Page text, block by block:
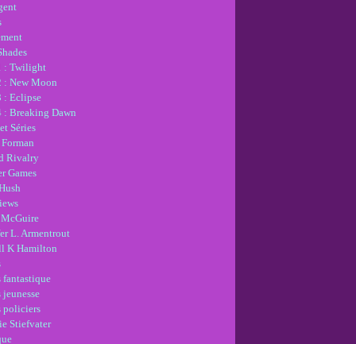
: Twilight
: New Moon
: Eclipse
: Breaking Dawn
Séries
Rivalry
Games
McGuire
L. Armentrout
K Hamilton
fantastique
policiers
Stiefvater